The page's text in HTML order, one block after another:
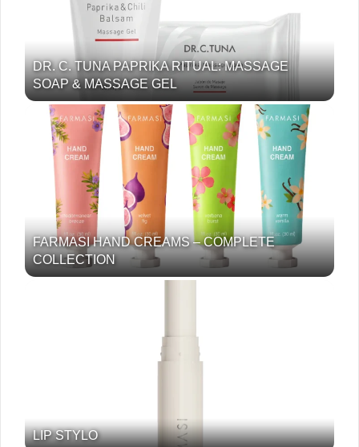
DR. C. TUNA PAPRIKA RITUAL: MASSAGE
SOAP & MASSAGE GEL
FARMASI HAND CREAMS – COMPLETE
COLLECTION
LIP STYLO